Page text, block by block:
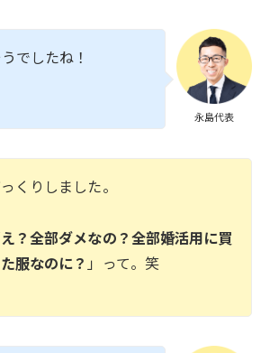
永島代表
でしたね！
くりしました。
え？全部ダメなの？全部婚活用に買
服なのに？ 」って。笑